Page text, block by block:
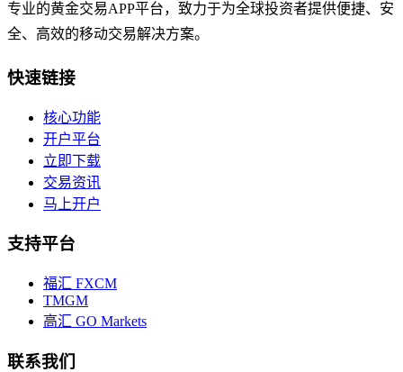
专业的黄金交易APP平台，致力于为全球投资者提供便捷、安
全、高效的移动交易解决方案。
快速链接
核心功能
开户平台
立即下载
交易资讯
马上开户
支持平台
福汇 FXCM
TMGM
高汇 GO Markets
联系我们